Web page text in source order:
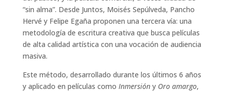
“sin alma”. Desde Juntos, Moisés Sepúlveda, Pancho
Hervé y Felipe Egaña proponen una tercera vía: una
metodología de escritura creativa que busca películas
de alta calidad artística con una vocación de audiencia
masiva.
Este método, desarrollado durante los últimos 6 años
y aplicado en películas como Inmersióny Oro amargo,